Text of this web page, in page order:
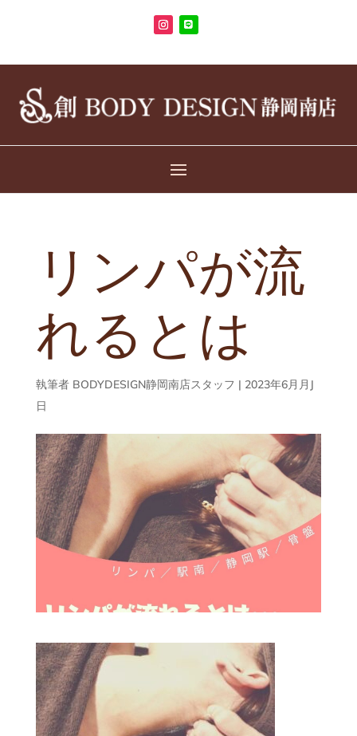
リンパが流
れるとは
執筆者 BODYDESIGN静岡南店スタッフ | 2023年6月月J
日